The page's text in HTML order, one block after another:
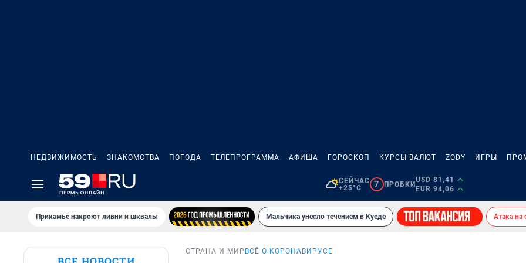
НЕДВИЖИМОСТЬ ЗНАКОМСТВА ПОГОДА ТЕЛЕПРОГРАММА АФИША ГОРОСКОП КУРСЫ ВАЛЮТ ZODY ИГРЫ
СЕЙЧАС
+25°C
7 ПРОБКИ
USD 81,41
EUR 94,06
Прикамье накроют ливни и шквалы Мальчика унесло течением в Куеде Атака на
СТРАНА И МИР ВСЁ О КОРОНАВИРУСЕ